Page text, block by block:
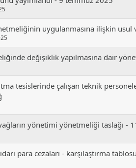
uygulanmasına i̇lişkin usul
değişiklik yapılmasına dair
tesislerinde çalışan teknik
yönetimi yönetmeliği taslağı -
para cezaları - karşılaştırma